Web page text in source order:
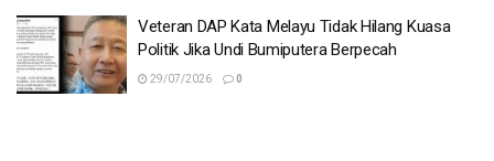
Veteran DAP Kata Melayu Tidak Hilang Kuasa
Politik Jika Undi Bumiputera Berpecah
29/07/2026 0